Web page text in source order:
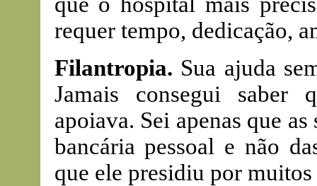
requer tempo, dedicação,
Filantropia. Sua ajuda
Jamais consegui saber
apoiava. Sei apenas que
bancária pessoal e não
que ele presidiu por muitos